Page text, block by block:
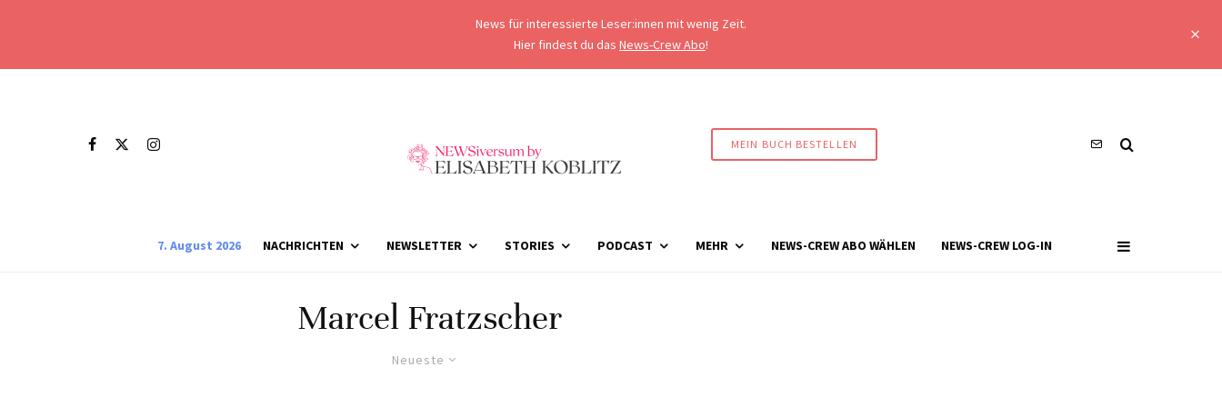
News für interessierte Leser:innen mit wenig Zeit.
Hier findest du das News-Crew Abo!
MEIN BUCH BESTELLEN
7. August 2026 NACHRICHTEN NEWSLETTER STORIES PODCAST MEHR NEWS-CREW ABO WÄHLEN NEWS-CREW LOG-IN
Marcel Fratzscher
Neueste